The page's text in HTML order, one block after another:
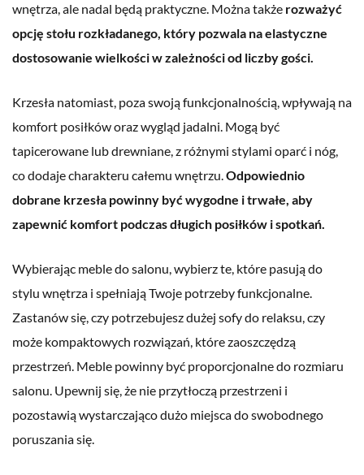
wnętrza, ale nadal będą praktyczne. Można także rozważyć
opcję stołu rozkładanego, który pozwala na elastyczne
dostosowanie wielkości w zależności od liczby gości.
Krzesła natomiast, poza swoją funkcjonalnością, wpływają na
komfort posiłków oraz wygląd jadalni. Mogą być
tapicerowane lub drewniane, z różnymi stylami oparć i nóg,
co dodaje charakteru całemu wnętrzu.Odpowiednio
dobrane krzesła powinny być wygodne i trwałe, aby
zapewnić komfort podczas długich posiłków i spotkań.
Wybierając meble do salonu, wybierz te, które pasują do
stylu wnętrza i spełniają Twoje potrzeby funkcjonalne.
Zastanów się, czy potrzebujesz dużej sofy do relaksu, czy
może kompaktowych rozwiązań, które zaoszczędzą
przestrzeń. Meble powinny być proporcjonalne do rozmiaru
salonu. Upewnij się, że nie przytłoczą przestrzeni i
pozostawią wystarczająco dużo miejsca do swobodnego
poruszania się.